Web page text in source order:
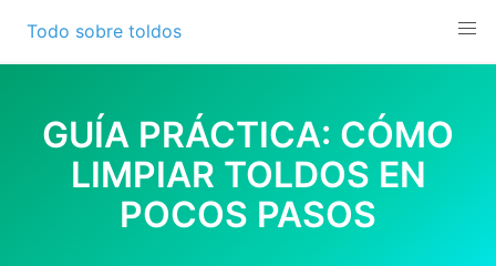
content
Todo sobre toldos
GUÍA PRÁCTICA: CÓMO
LIMPIAR TOLDOS EN
POCOS PASOS